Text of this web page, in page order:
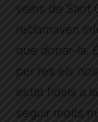
veïns de Sant
reclamaven
que donar-la.
per res els
estat fidels a
seguir molts